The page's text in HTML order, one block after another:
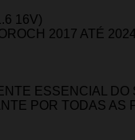
16V)
2017 ATÉ
ESSENCIAL
POR TODAS AS